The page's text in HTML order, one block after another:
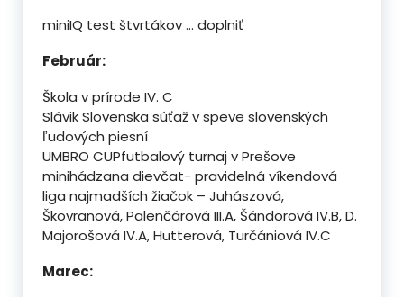
miniIQ test štvrtákov … doplniť
Február:
Škola v prírode IV. C
Slávik Slovenska súťaž v speve slovenských
ľudových piesní
UMBRO CUPfutbalový turnaj v Prešove
minihádzana dievčat- pravidelná víkendová
liga najmadších žiačok – Juhászová,
Škovranová, Palenčárová III.A, Šándorová IV.B, D.
Majorošová IV.A, Hutterová, Turčániová IV.C
Marec: